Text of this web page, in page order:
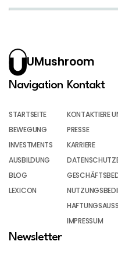
UMushroom
Navigation
STARTSEITE
BEWEGUNG
INVESTMENTS
AUSBILDUNG
BLOG
LEXICON
Kontakt
KONTAKTIERE
PRESSE
KARRIERE
IMPRESSUM
Newsletter